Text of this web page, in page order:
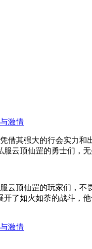
其强大的行会实力和
云顶仙罡的勇士们，
云顶仙罡的玩家们，
了如火如荼的战斗，